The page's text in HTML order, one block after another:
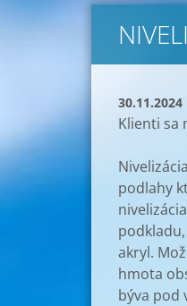
30.11.2024
Klienti sa
akryl.
hmota
býva pod